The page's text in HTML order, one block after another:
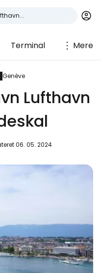
Terminal Mere
Genève
Lufthavn
06. 05. 2024
Google